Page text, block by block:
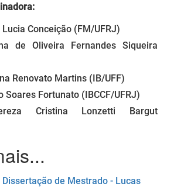
Conceição (FM/UFRJ)
de Oliveira Fernandes Siqueira
Renovato Martins (IB/UFF)
Soares Fortunato (IBCCF/UFRJ)
Cristina Lonzetti Bargut
Dissertação de Mestrado - Lucas